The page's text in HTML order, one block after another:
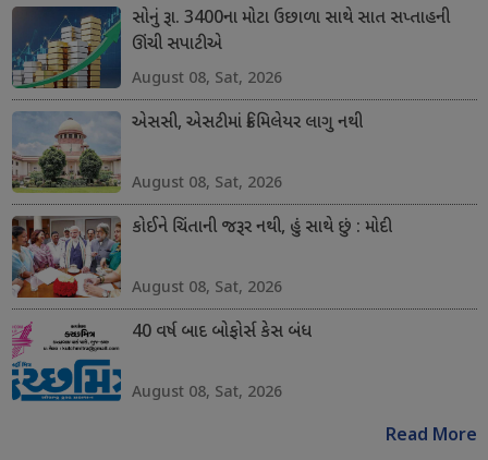
સોનું રૂા. 3400ના મોટા ઉછાળા સાથે સાત સપ્તાહની
ઊંચી સપાટીએ
August 08, Sat, 2026
એસસી, એસટીમાં ક્રિમિલેયર લાગુ નથી
August 08, Sat, 2026
કોઈને ચિંતાની જરૂર નથી, હું સાથે છું : મોદી
August 08, Sat, 2026
40 વર્ષ બાદ બોફોર્સ કેસ બંધ
August 08, Sat, 2026
Read More